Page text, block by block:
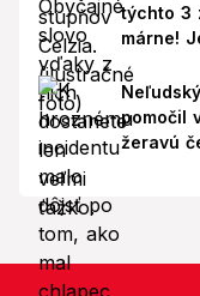
týchto 3
márne!
pomočil
žeravú